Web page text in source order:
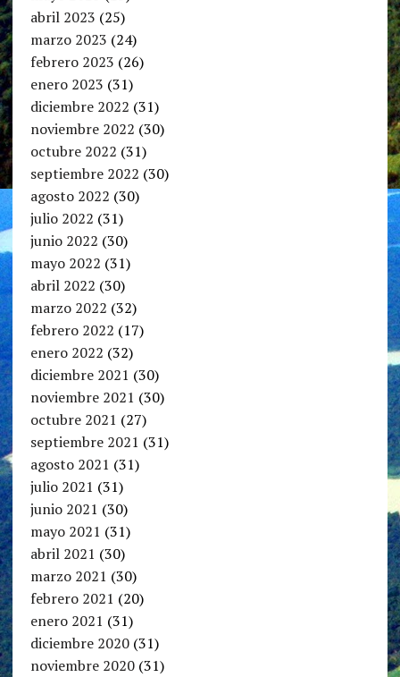
abril 2023 (25)
marzo 2023 (24)
febrero 2023 (26)
enero 2023 (31)
diciembre 2022 (31)
noviembre 2022 (30)
octubre 2022 (31)
septiembre 2022 (30)
agosto 2022 (30)
julio 2022 (31)
junio 2022 (30)
mayo 2022 (31)
abril 2022 (30)
marzo 2022 (32)
febrero 2022 (17)
enero 2022 (32)
diciembre 2021 (30)
noviembre 2021 (30)
octubre 2021 (27)
septiembre 2021 (31)
agosto 2021 (31)
julio 2021 (31)
junio 2021 (30)
mayo 2021 (31)
abril 2021 (30)
marzo 2021 (30)
febrero 2021 (20)
enero 2021 (31)
diciembre 2020(31)
noviembre 2020(31)